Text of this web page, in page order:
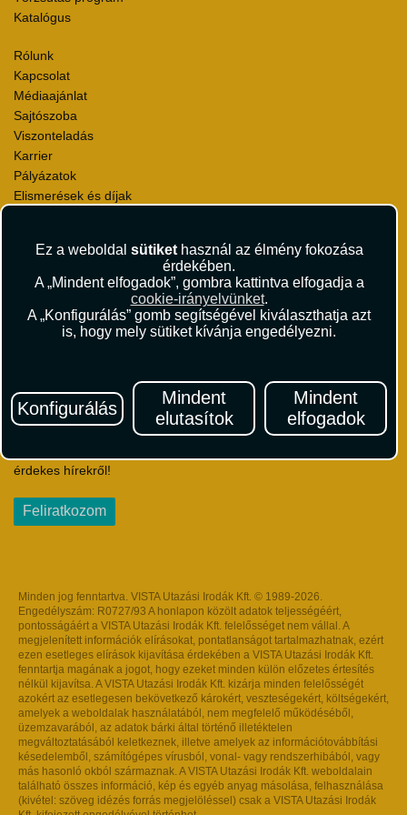
Ez a weboldal sütikethasznál az élmény fokozása
érdekében.
A „Mindent elfogadok”, gombra kattintva elfogadja a
cookie-irányelvünket.
A „Konfigurálás” gomb segítségével kiválaszthatja azt
is, hogy mely sütiket kívánja engedélyezni.
Konfigurálás
Mindent
elutasítok
Mindent
elfogadok
Katalógus
Rólunk
Kapcsolat
Médiaajánlat
Sajtószoba
Viszonteladás
Karrier
Pályázatok
Elismerések és díjak
Utazási Csomag Szerződési Feltételek
Útlemondás-biztosítás Szerződési Feltételek
Utasbiztosítás Szerződési Feltételek
Repülőjegy Szerződési Feltételek
Adatvédelem
Hírlevél
Iratkozzon fel Magyarország egyik legszínesebb utazási
érdekes hírekről!
Feliratkozom
Minden jog fenntartva. VISTA Utazási Irodák Kft. © 1989-2026.
Engedélyszám: R0727/93 A honlapon közölt adatok teljességéért,
pontosságáért a VISTA Utazási Irodák Kft. felelősséget nem vállal. A
megjelenített információk elírásokat, pontatlanságot tartalmazhatnak, ezért
ezen esetleges elírások kijavítása érdekében a VISTA Utazási Irodák Kft.
fenntartja magának a jogot, hogy ezeket minden külön előzetes értesítés
nélkül kijavítsa. A VISTA Utazási Irodák Kft. kizárja minden felelősségét
azokért az esetlegesen bekövetkező károkért, veszteségekért, költségekért,
amelyek a weboldalak használatából, nem megfelelő működéséből,
üzemzavarából, az adatok bárki által történő illetéktelen
megváltoztatásából keletkeznek, illetve amelyek az információtovábbítási
késedelemből, számítógépes vírusból, vonal- vagy rendszerhibából, vagy
más hasonló okból származnak. A VISTA Utazási Irodák Kft. weboldalain
található összes információ, kép és egyéb anyag másolása, felhasználása
(kivétel: szöveg idézés forrás megjelöléssel) csak a VISTA Utazási Irodák